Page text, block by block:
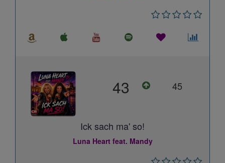
43 45
Ick sach ma' so!
Luna Heart feat. Mandy